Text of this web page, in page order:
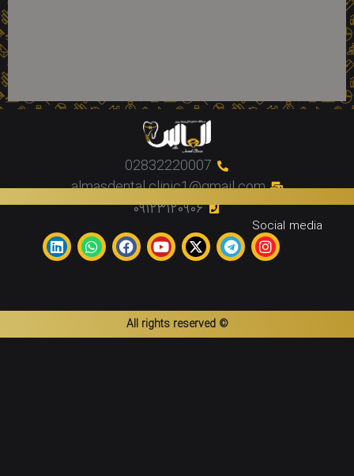
02832220007
almasdental.clinic1@gmail.com
۰۹۱۲۳۱۲۰۹۰۶
Social media
© All rights reserved